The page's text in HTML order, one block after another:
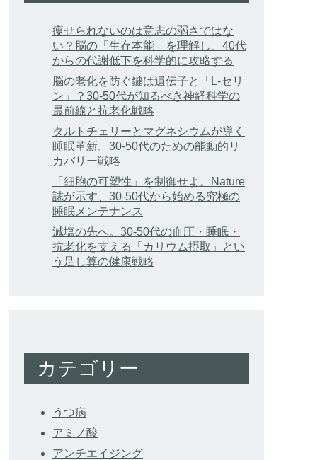
痩せられないのは意志の弱さではな
い？脳の「生存本能」を理解し、40代
からの代謝低下を科学的に攻略する
脳の老化を防ぐ鍵は遺伝子と「L-セリ
ン」？30-50代が知るべき神経科学の
最前線と抗老化戦略
タルトチェリーとマグネシウムが導く
睡眠革新。30-50代のための能動的リ
カバリー戦略
「細胞の可塑性」を制御せよ。Nature
誌が示す、30-50代から始める究極の
睡眠メンテナンス
減塩の先へ。30-50代の血圧・睡眠・
抗老化を支える「カリウム摂取」とい
う足し算の健康戦略
カテゴリー
うつ病
アミノ酸
アンチエイジング